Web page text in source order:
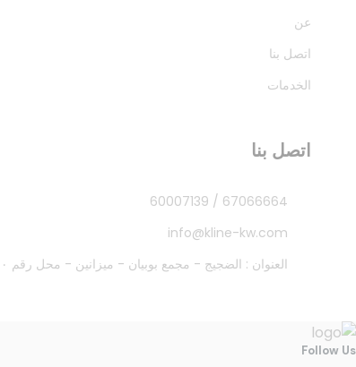
عن
اتصل بنا
الخدمات
اتصل بنا
67066664
/
60007139
info@kline-kw.com
العنوان : الضجيج - مجمع بوبيان - ميزانين - محل رقم ١٠
Follow Us